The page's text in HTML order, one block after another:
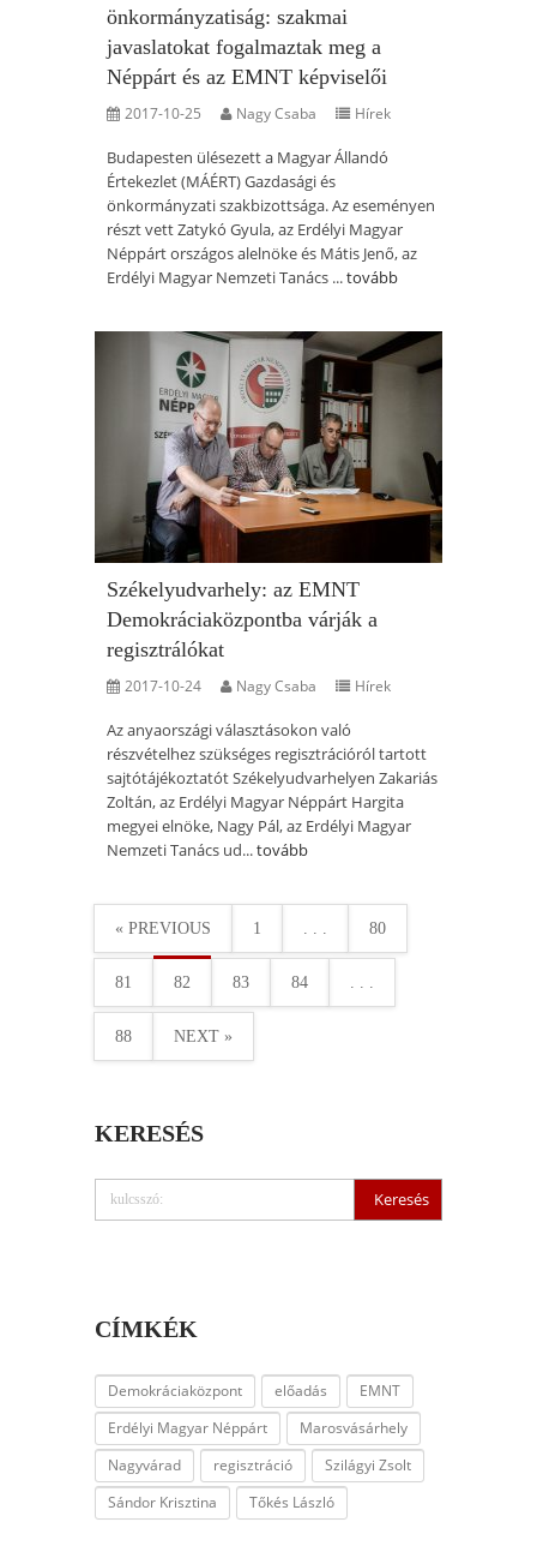
önkormányzatiság: szakmai
javaslatokat fogalmaztak meg a
Néppárt és az EMNT képviselői
2017-10-25 Nagy Csaba Hírek
Budapesten ülésezett a Magyar Állandó
Értekezlet (MÁÉRT) Gazdasági és
önkormányzati szakbizottsága. Az eseményen
részt vett Zatykó Gyula, az Erdélyi Magyar
Néppárt országos alelnöke és Mátis Jenő, az
Erdélyi Magyar Nemzeti Tanács ...tovább
Székelyudvarhely: az EMNT
Demokráciaközpontba várják a
regisztrálókat
2017-10-24 Nagy Csaba Hírek
Az anyaországi választásokon való
részvételhez szükséges regisztrációról tartott
sajtótájékoztatót Székelyudvarhelyen Zakariás
Zoltán, az Erdélyi Magyar Néppárt Hargita
megyei elnöke, Nagy Pál, az Erdélyi Magyar
Nemzeti Tanács ud...tovább
« PREVIOUS 1 . . . 80
81 82 83 84 . . .
88 NEXT »
KERESÉS
CÍMKÉK
Demokráciaközpont előadás
EMNT
Erdélyi Magyar Néppárt
Marosvásárhely
Nagyvárad
regisztráció
Szilágyi Zsolt
Sándor Krisztina
Tőkés László